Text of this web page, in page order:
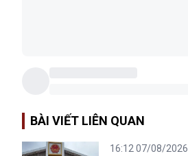
BÀI VIẾT LIÊN QUAN
16:12 07/08/2026